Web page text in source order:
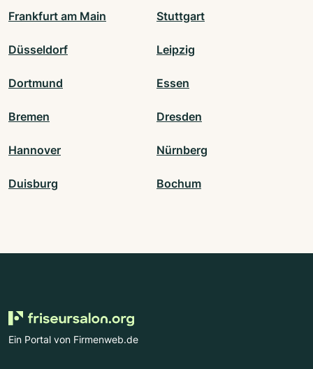
Frankfurt am Main Stuttgart
Düsseldorf Leipzig
Dortmund Essen
Bremen Dresden
Hannover Nürnberg
Duisburg Bochum
Ein Portal von Firmenweb.de